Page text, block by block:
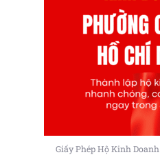
Giấy Phép Hộ Kinh Doanh